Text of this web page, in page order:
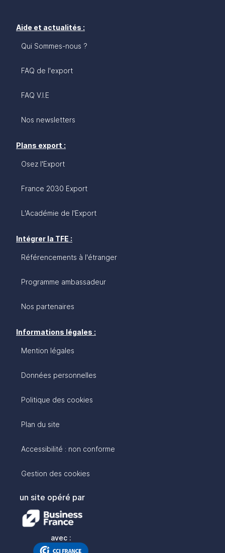
Aide et actualités :
Qui Sommes-nous ?
FAQ de l'export
FAQ V.I.E
Nos newsletters
Plans export :
Osez l'Export
France 2030 Export
L'Académie de l'Export
Intégrer la TFE :
Référencements à l'étranger
Programme ambassadeur
Nos partenaires
Informations légales :
Mention légales
Données personnelles
Politique des cookies
Plan du site
Accessibilité : non conforme
Gestion des cookies
un site opéré par
avec :